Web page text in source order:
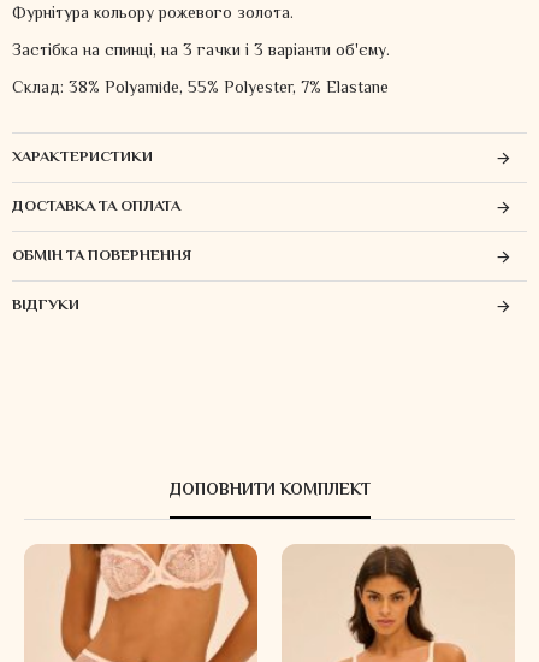
Фурнітура кольору рожевого золота.
Застібка на спинці, на 3 гачки і 3 варіанти об'єму.
Склад: 38% Polyamide, 55% Polyester, 7% Elastane
ХАРАКТЕРИСТИКИ
ДОСТАВКА ТА ОПЛАТА
ОБМІН ТА ПОВЕРНЕННЯ
ВІДГУКИ
ДОПОВНИТИ КОМПЛЕКТ